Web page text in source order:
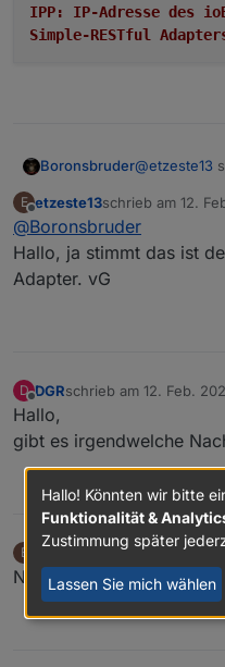
aktualisiert....
vG Etze
IPP: IP-Adresse des
Simple-RESTful
Boronsbruder@etzeste13
die stimmt
Ist die IP
E
Offline
etzeste13schrieb am 12.
zuletzt editiert von
@Boronsbruder
Hallo, ja stimmt das ist
Adapter. vG
D
Offline
DGRschrieb am 12. Feb.
zuletzt editiert von
Hallo,
gibt es irgendwelche
E
Offline
etzeste13 schrieb am 12.
Nein, hab ich nichts
Hallo! Könnten wir bitte
Funktionalität &
Zustimmung später
Lassen Sie mich wählen